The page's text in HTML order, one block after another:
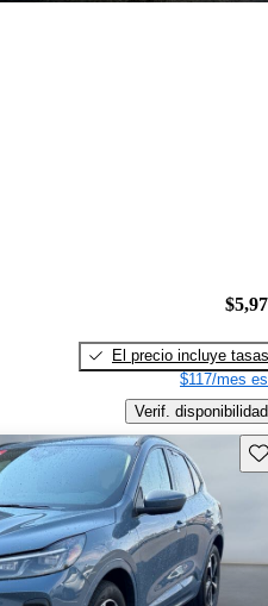
El precio incluye tasas
$117/mes
Verif. disponibilidad